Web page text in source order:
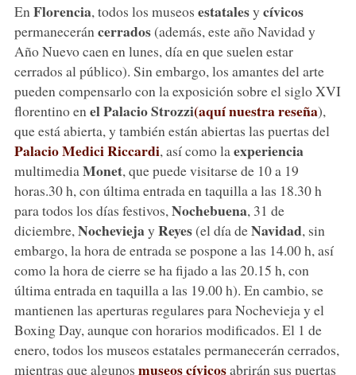
En Florencia, todos los museos estatalesy cívicos
permanecerán cerrados(además, este año Navidad y
Año Nuevo caen en lunes, día en que suelen estar
cerrados al público). Sin embargo, los amantes del arte
pueden compensarlo con la exposición sobre el siglo XVI
florentino en el Palacio Strozzi(aquí nuestra reseña),
que está abierta, y también están abiertas las puertas del
Palacio Medici Riccardi, así como la experiencia
multimedia Monet, que puede visitarse de 10 a 19
horas.30 h, con última entrada en taquilla a las 18.30 h
para todos los días festivos, Nochebuena, 31 de
diciembre, Nocheviejay Reyes(el día deNavidad, sin
embargo, la hora de entrada se pospone a las 14.00 h, así
como la hora de cierre se ha fijado a las 20.15 h, con
última entrada en taquilla a las 19.00 h). En cambio, se
mantienen las aperturas regulares para Nochevieja y el
Boxing Day, aunque con horarios modificados. El 1 de
enero, todos los museos estatales permanecerán cerrados,
mientras que algunos museos cívicosabrirán sus puertas